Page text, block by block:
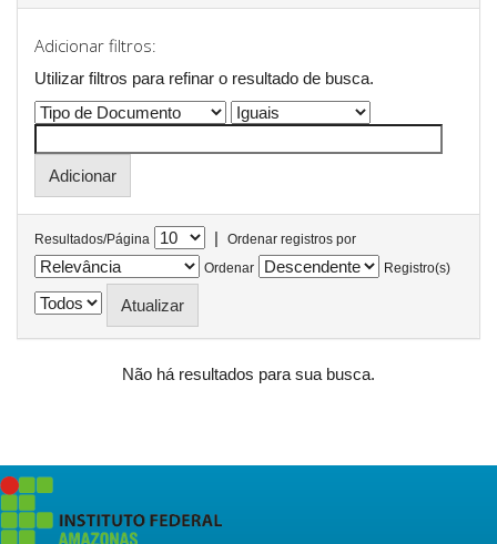
Adicionar filtros:
Utilizar filtros para refinar o resultado de busca.
Resultados/Página |
Ordenar registros por
Ordenar
Registro(s)
Não há resultados para sua busca.